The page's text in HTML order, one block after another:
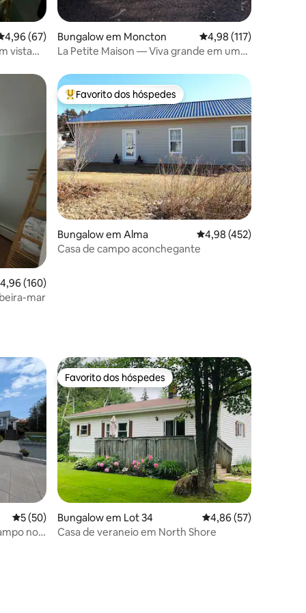
média de 4,96 em 5 estrelas, 67avaliações
4,96 (67)
vista
Bungalow em Moncton Classificação média
4,98 (117)
La Petite Maison — Viva grande em um
média de 4,96 em 5 estrelas, 160avaliações
4,96 (160)
mar
Favoritos dos hóspedes mais apreciados
Favorito dos hóspedes
Bungalow em Alma Classificação média
4,98 (452)
Casa de campo aconchegante
Classificação média de 5 em 5 estrelas, 50avaliações
5 (50)
no
Favorito dos hóspedes
Favorito dos hóspedes
Bungalow em Lot 34 Classificação média
4,86 (57)
Casa de veraneio em North Shore